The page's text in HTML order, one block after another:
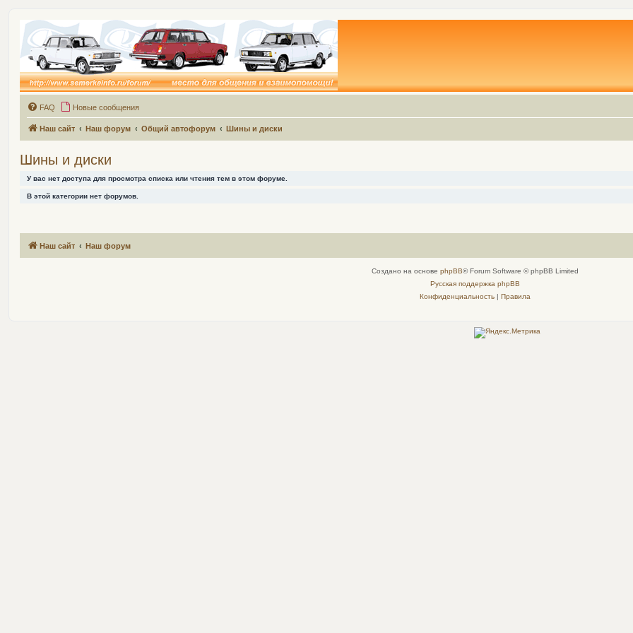
FAQ Новые сообщения
Наш сайт Наш форум Общий автофорум Шины и диски
Шины и диски
У вас нет доступа для просмотра списка или чтения тем в этом форуме.
В этой категории нет форумов.
Наш сайт Наш форум
Создано на основе phpBB® Forum Software © phpBB Limited
Русская поддержка phpBB
Конфиденциальность| Правила